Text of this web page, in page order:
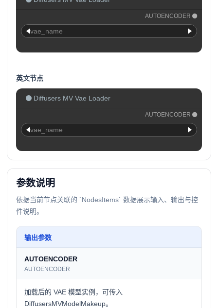
AUTOENCODER
vae_name
英文节点
Diffusers MV Vae Loader
AUTOENCODER
vae_name
参数说明
依据当前节点关联的 `NodesItems` 数据展示输入、输出与控
件说明。
输出参数
AUTOENCODER
AUTOENCODER
加载后的 VAE 模型实例，可传入
DiffusersMVModelMakeup。